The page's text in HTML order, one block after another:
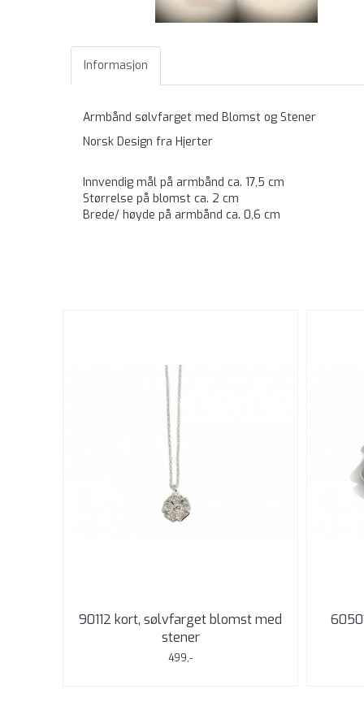
Informasjon
Armbånd sølvfarget med Blomst og Stener
Norsk Design fra Hjerter
Innvendig mål på armbånd ca. 17,5 cm
Størrelse på blomst ca. 2 cm
Brede/ høyde på armbånd ca. 0,6 cm
90112 kort, sølvfarget blomst med
stener
499,-